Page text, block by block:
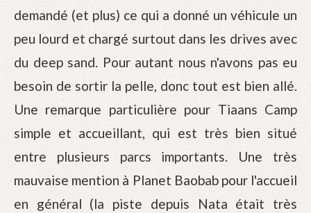
demandé (et plus) ce qui a donné un véhicule un
peu lourd et chargé surtout dans les drives avec
du deep sand. Pour autant nous n'avons pas eu
besoin de sortir la pelle, donc tout est bien allé.
Une remarque particulière pour Tiaans Camp
simple et accueillant, qui est très bien situé
entre plusieurs parcs importants. Une très
mauvaise mention à Planet Baobab pour l'accueil
en général (la piste depuis Nata était très